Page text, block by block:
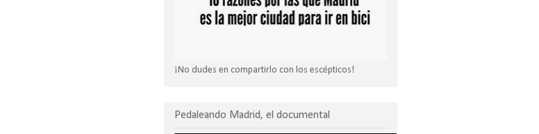
¡No dudes en compartirlo con los escépticos!
Pedaleando Madrid, el documental